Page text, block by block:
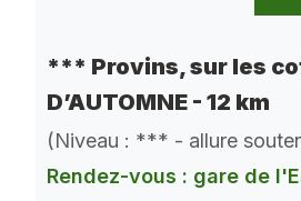
*** Provins, sur les
D’AUTOMNE - 12 km
(Niveau : *** - allure
Rendez-vous : gare de